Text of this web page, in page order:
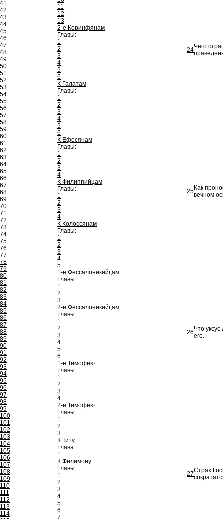
41
42
43
44
45
46
47
48
49
50
51
52
53
54
55
56
57
58
59
60
61
62
63
64
65
66
67
68
69
70
71
72
73
74
75
76
77
78
79
80
81
82
83
84
85
86
87
88
89
90
91
92
93
94
95
96
97
98
99
100
101
102
103
104
105
106
107
108
109
110
111
112
113
114
11
12
13
2-е Коринфянам
Главы:
1
2
3
4
5
6
К Галатам
Главы:
1
2
3
4
5
6
К Ефесянам
Главы:
1
2
3
4
К Филиппийцам
Главы:
1
2
3
4
К Колоссянам
Главы:
1
2
3
4
5
1-е Фессалоникийцам
Главы:
1
2
3
2-е Фессалоникийцам
Главы:
1
2
3
4
5
6
1-е Тимофею
Главы:
1
2
3
4
2-е Тимофею
Главы:
1
2
3
К Титу
Глава:
1
К Филимону
Главы:
1
2
3
4
5
6
7
24Чего
25Как
вечном
26Что
его.
27Страх